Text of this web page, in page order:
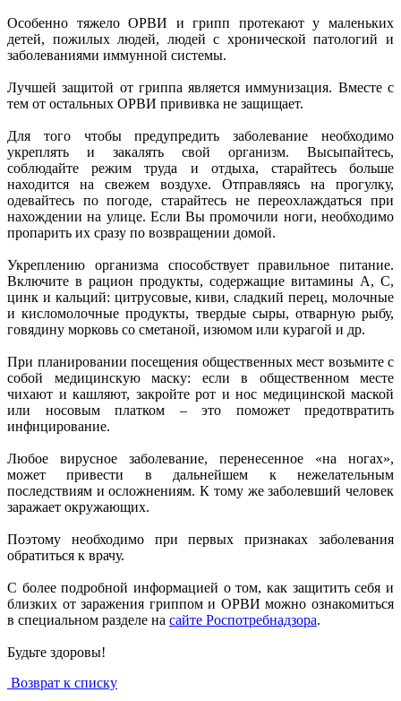
Особенно тяжело ОРВИ и грипп протекают у маленьких
детей, пожилых людей, людей с хронической патологий и
заболеваниями иммунной системы.
Лучшей защитой от гриппа является иммунизация. Вместе с
тем от остальных ОРВИ прививка не защищает.
Для того чтобы предупредить заболевание необходимо
укреплять и закалять свой организм. Высыпайтесь,
соблюдайте режим труда и отдыха, старайтесь больше
находится на свежем воздухе. Отправляясь на прогулку,
одевайтесь по погоде, старайтесь не переохлаждаться при
нахождении на улице. Если Вы промочили ноги, необходимо
пропарить их сразу по возвращении домой.
Укреплению организма способствует правильное питание.
Включите в рацион продукты, содержащие витамины А, С,
цинк и кальций: цитрусовые, киви, сладкий перец, молочные
и кисломолочные продукты, твердые сыры, отварную рыбу,
говядину морковь со сметаной, изюмом или курагой и др.
При планировании посещения общественных мест возьмите с
собой медицинскую маску: если в общественном месте
чихают и кашляют, закройте рот и нос медицинской маской
или носовым платком – это поможет предотвратить
инфицирование.
Любое вирусное заболевание, перенесенное «на ногах»,
может привести в дальнейшем к нежелательным
последствиям и осложнениям. К тому же заболевший человек
заражает окружающих.
Поэтому необходимо при первых признаках заболевания
обратиться к врачу.
С более подробной информацией о том, как защитить себя и
близких от заражения гриппом и ОРВИ можно ознакомиться
в специальном разделе на сайте Роспотребнадзора.
Будьте здоровы!
Возврат к списку